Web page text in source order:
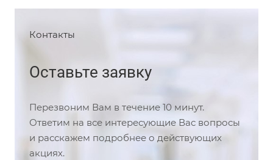
Контакты
Оставьте заявку
Перезвоним Вам в течение 10 минут.
Ответим на все интересующие Вас вопросы
и расскажем подробнее о действующих
акциях.